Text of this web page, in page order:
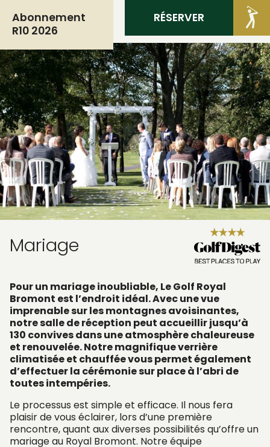
Abonnement
R10 2026
RÉSERVER
MEMBRES
Mariage
Pour un mariage inoubliable, Le Golf Royal
Bromont est l’endroit idéal. Avec une vue
imprenable sur les montagnes avoisinantes,
notre salle de réception peut accueillir jusqu’à
130 convives dans une atmosphère chaleureuse
et renouvelée. Notre magnifique verrière
climatisée et chauffée vous permet également
d’effectuer la cérémonie sur place à l’abri de
toutes intempéries.
Le processus est simple et efficace. Il nous fera
plaisir de vous éclairer, lors d’une première
rencontre, quant aux diverses possibilités qu’offre un
mariage au Royal Bromont. Notre équipe